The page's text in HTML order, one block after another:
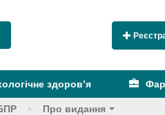
здоров’я
Про видання